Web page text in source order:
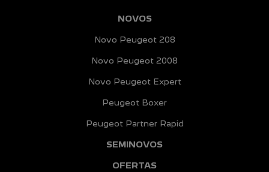
NOVOS
Novo Peugeot 208
Novo Peugeot 2008
Novo Peugeot Expert
Peugeot Boxer
Peugeot Partner Rapid
SEMINOVOS
OFERTAS